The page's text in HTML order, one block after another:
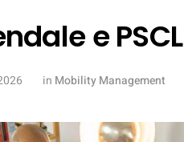
e PSCL
in Mobility Management